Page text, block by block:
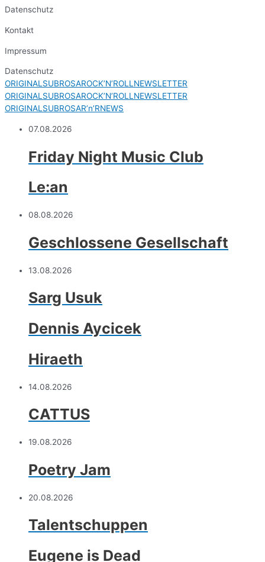
Datenschutz
Kontakt
Impressum
Datenschutz
ORIGINALSUBROSAROCK’N’ROLLNEWSLETTER
ORIGINALSUBROSAROCK’N’ROLLNEWSLETTER
ORIGINALSUBROSAR’n’RNEWS
07.08.2026
Friday Night Music Club
Le:an
08.08.2026
Geschlossene Gesellschaft
13.08.2026
Sarg Usuk
Dennis Aycicek
Hiraeth
14.08.2026
CATTUS
19.08.2026
Poetry Jam
20.08.2026
Talentschuppen
Eugene is Dead